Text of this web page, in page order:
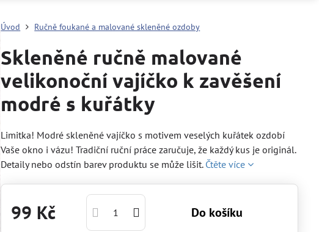
Úvod Ručně foukané a malované skleněné ozdoby
Skleněné ručně malované
velikonoční vajíčko k zavěšení
modré s kuřátky
Limitka! Modré skleněné vajíčko s motivem veselých kuřátek ozdobí
Vaše okno i vázu! Tradiční ruční práce zaručuje, že každý kus je originál.
Detaily nebo odstín barev produktu se může lišit. Čtěte více
99 Kč Do košíku